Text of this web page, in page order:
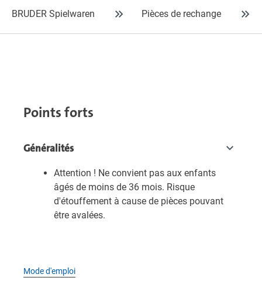
BRUDER Spielwaren Pièces de rechange
Points forts
Généralités
Attention ! Ne convient pas aux enfants
âgés de moins de 36 mois. Risque
d'étouffement à cause de pièces pouvant
être avalées.
Mode d'emploi